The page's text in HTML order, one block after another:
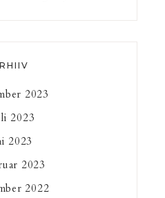
2023
2023
2023
2023
2022